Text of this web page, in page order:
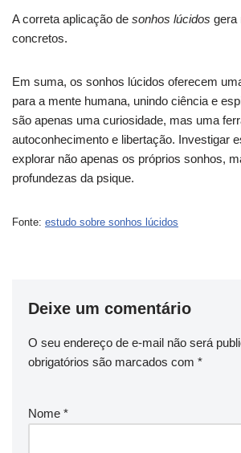
A correta aplicação de sonhos lúcidos gera
concretos.
Em suma, os sonhos lúcidos oferecem
para a mente humana, unindo ciência e
são apenas uma curiosidade, mas uma
autoconhecimento e libertação. Investigar
explorar não apenas os próprios sonhos,
profundezas da psique.
Fonte: estudo sobre sonhos lúcidos
Deixe um comentário
O seu endereço de e-mail não será
obrigatórios são marcados com *
Nome *